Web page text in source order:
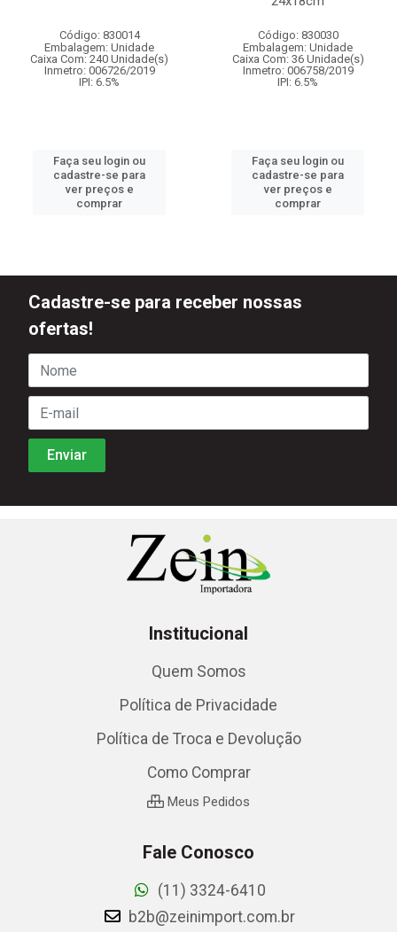
Código: 830014
Embalagem: Unidade
Caixa Com: 240 Unidade(s)
Inmetro: 006726/2019
IPI: 6.5%
Faça seu login ou
cadastre-se para
ver preços e
comprar
Código: 830030
Embalagem: Unidade
Caixa Com: 36 Unidade(s)
Inmetro: 006758/2019
IPI: 6.5%
Faça seu login ou
cadastre-se para
ver preços e
comprar
Cadastre-se para receber nossas
ofertas!
Institucional
Quem Somos
Política de Privacidade
Política de Troca e Devolução
Como Comprar
Meus Pedidos
Fale Conosco
(11) 3324-6410
b2b@zeinimport.com.br